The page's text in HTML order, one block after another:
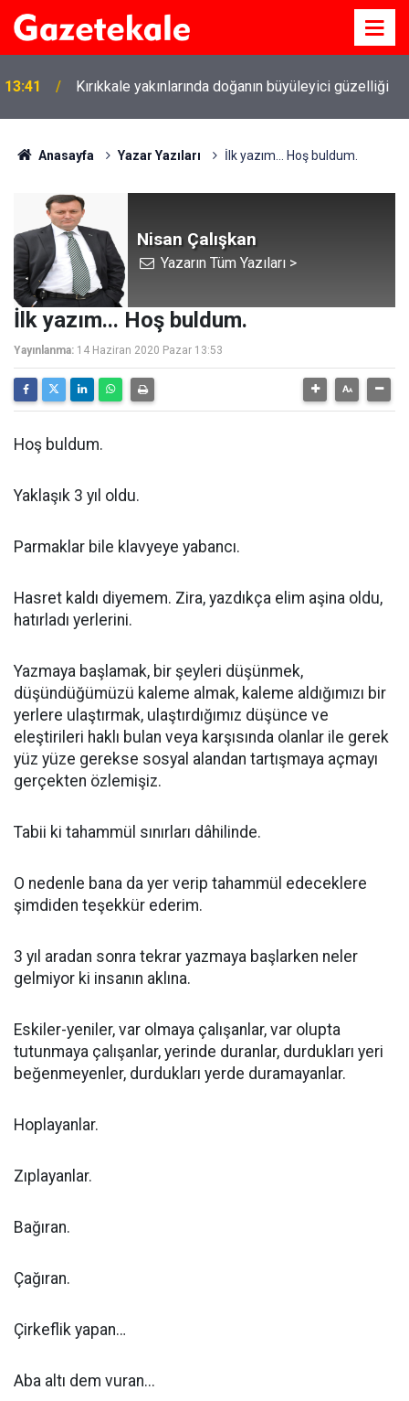
13:41 Kırıkkale yakınlarında doğanın büyüleyici güzelliği
Anasayfa Yazar Yazıları İlk yazım... Hoş buldum.
Nisan Çalışkan
Yazarın Tüm Yazıları >
İlk yazım... Hoş buldum.
Yayınlanma: 14 Haziran 2020 Pazar 13:53
Hoş buldum.
Yaklaşık 3 yıl oldu.
Parmaklar bile klavyeye yabancı.
Hasret kaldı diyemem. Zira, yazdıkça elim aşina oldu,
hatırladı yerlerini.
Yazmaya başlamak, bir şeyleri düşünmek,
düşündüğümüzü kaleme almak, kaleme aldığımızı bir
yerlere ulaştırmak, ulaştırdığımız düşünce ve
eleştirileri haklı bulan veya karşısında olanlar ile gerek
yüz yüze gerekse sosyal alandan tartışmaya açmayı
gerçekten özlemişiz.
Tabii ki tahammül sınırları dâhilinde.
O nedenle bana da yer verip tahammül edeceklere
şimdiden teşekkür ederim.
3 yıl aradan sonra tekrar yazmaya başlarken neler
gelmiyor ki insanın aklına.
Eskiler-yeniler, var olmaya çalışanlar, var olupta
tutunmaya çalışanlar, yerinde duranlar, durdukları yeri
beğenmeyenler, durdukları yerde duramayanlar.
Hoplayanlar.
Zıplayanlar.
Bağıran.
Çağıran.
Çirkeflik yapan…
Aba altı dem vuran...